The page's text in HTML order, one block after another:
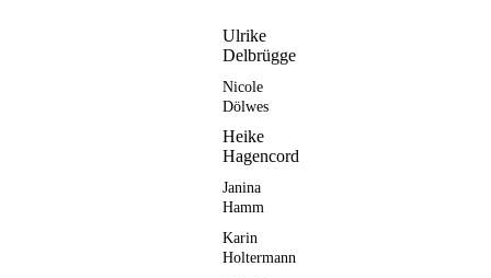
Ulrike
Delbrügge
Nicole
Dölwes
Heike
Hagencord
Janina
Hamm
Karin
Holtermann